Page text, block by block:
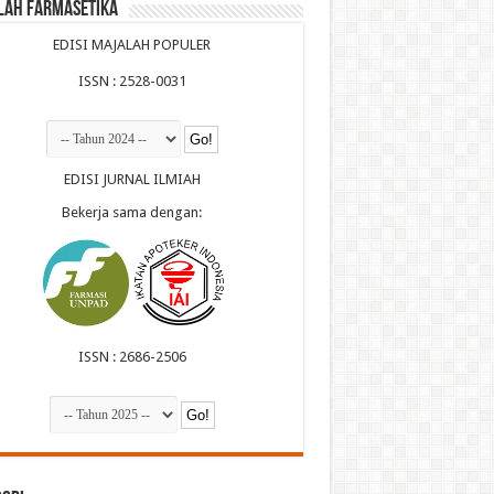
Farmasetika
EDISI MAJALAH POPULER
ISSN : 2528-0031
EDISI JURNAL ILMIAH
Bekerja sama dengan:
ISSN : 2686-2506